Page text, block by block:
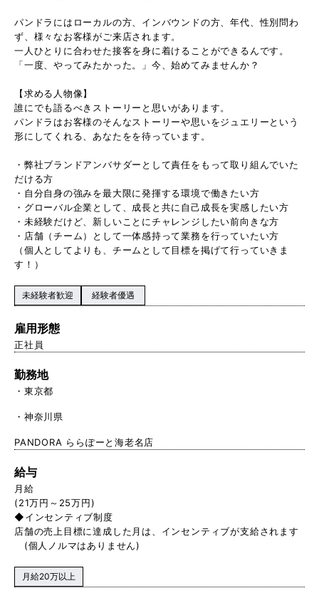
パンドラにはローカルの方、インバウンドの方、年代、性別問わ
ず、様々なお客様がご来店されます。
一人ひとりに合わせた接客を身に着けることができるんです。
「一度、やってみたかった。」今、始めてみませんか？
【求める人物像】
誰にでも語るべきストーリーと思いがあります。
パンドラはお客様のそんなストーリーや思いをジュエリーという
形にしてくれる、あなたをを待っています。
・弊社ブランドアンバサダーとして責任をもって取り組んでいた
だける方
・自分自身の強みを最大限に発揮する環境で働きたい方
・グローバル企業として、成長と共に自己成長を実感したい方
・未経験だけど、新しいことにチャレンジしたい前向きな方
・店舗（チーム）として一体感持って業務を行っていたい方
（個人としてよりも、チームとして目標を掲げて行っていきま
す！）
未経験者歓迎 経験者優遇
雇用形態
正社員
勤務地
東京都
神奈川県
PANDORA ららぽーと海老名店
給与
月給
(21万円～25万円)
◆インセンティブ制度
店舗の売上目標に達成した月は、インセンティブが支給されます
(個人ノルマはありません)
月給20万以上